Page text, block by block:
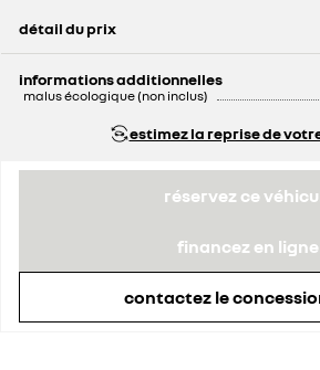
détail du prix
informations additionnelles
malus écologique (non inclus)
estimez la reprise de
réservez ce
financez en ligne
contactez le